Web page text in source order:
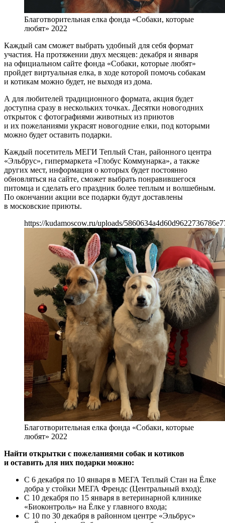
Благотворительная елка фонда «Собаки, которые
любят» 2022
Каждый сам сможет выбрать удобный для себя формат
участия. На протяжении двух месяцев: декабря и января
на официальном сайте фонда «Собаки, которые любят»
пройдет виртуальная елка, в ходе которой помочь собакам
и котикам можно будет, не выходя из дома.
А для любителей традиционного формата, акция будет
доступна сразу в нескольких точках. Десятки новогодних
открыток с фотографиями животных из приютов
и их пожеланиями украсят новогодние елки, под которыми
можно будет оставить подарки.
Каждый посетитель МЕГИ Теплый Стан, районного центра
«Эльбрус», гипермаркета «Глобус Коммунарка», а также
других мест, информация о которых будет постоянно
обновляться на сайте, сможет выбрать понравившегося
питомца и сделать его праздник более теплым и волшебным.
По окончании акции все подарки будут доставлены
в московские приюты.
https://kudamoscow.ru/uploads/
Благотворительная елка фонда «Собаки, которые
любят» 2022
Найти открытки с пожеланиями собак и котиков
и оставить для них подарки можно:
С 6 декабря по 10 января в МЕГА Теплый Стан на Ёлке
добра у стойки МЕГА Френдс (Центральный вход);
С 10 декабря по 15 января в ветеринарной клинике
«Биоконтроль» на Ёлке у главного входа;
С 10 по 30 декабря в районном центре «Эльбрус»